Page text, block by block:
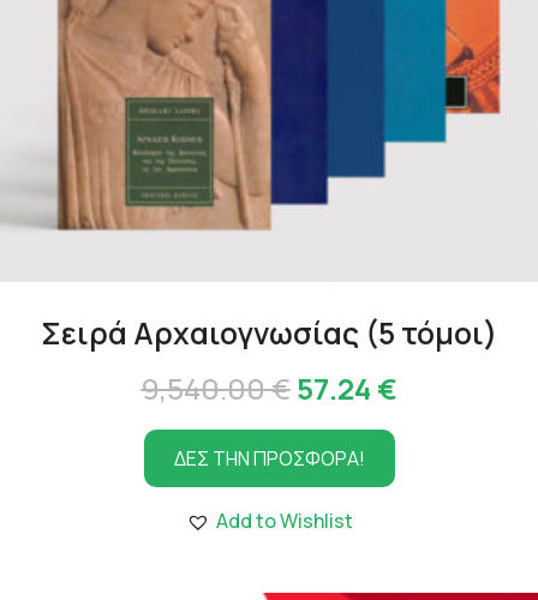
Σειρά Αρχαιογνωσίας (5 τόμοι)
9,540.00€Original
price
was:
9,540.00 €.
57.24 €Η
ΔΕΣ ΤΗΝ ΠΡΟΣΦΟΡΑ!
Add to Wishlist